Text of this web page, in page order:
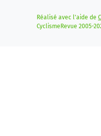
Réalisé avec l'aide de
CyclismeRevue 2005-